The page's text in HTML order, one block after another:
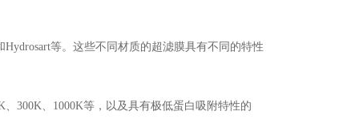
等。这些不同材质的超滤膜具有不同的特性
300K、1000K等，以及具有极低蛋白吸附特性的